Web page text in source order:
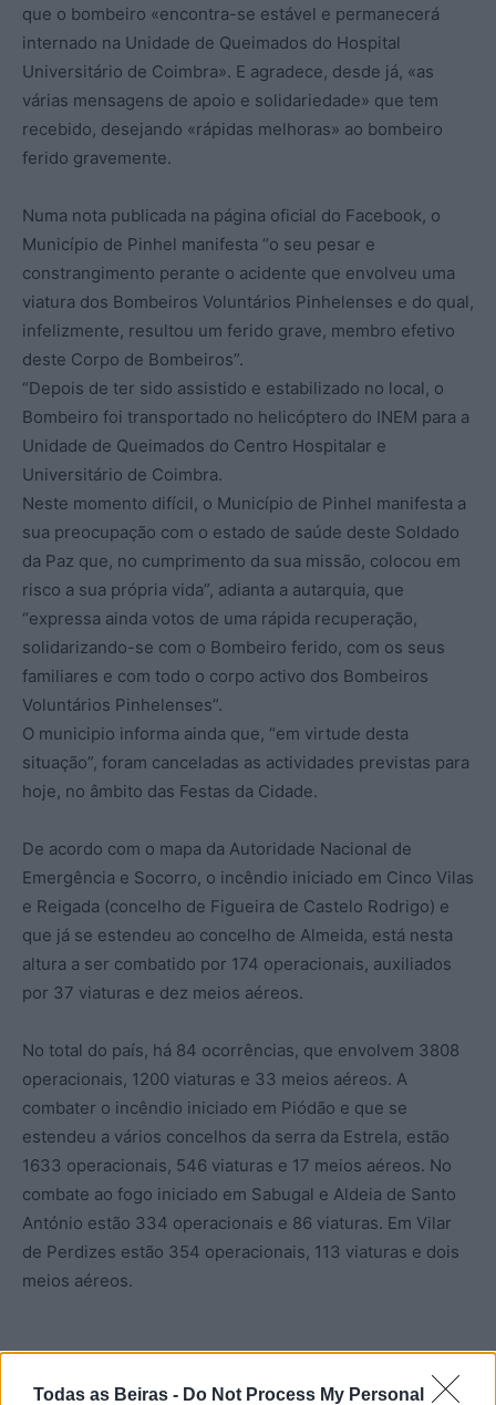
Todas as Beiras - Do Not Process My Personal
que o bombeiro «encontra-se estável e permanecerá
internado na Unidade de Queimados do Hospital
Universitário de Coimbra». E agradece, desde já, «as
várias mensagens de apoio e solidariedade» que tem
recebido, desejando «rápidas melhoras» ao bombeiro
ferido gravemente.
Numa nota publicada na página oficial do Facebook, o
Município de Pinhel manifesta “o seu pesar e
constrangimento perante o acidente que envolveu uma
viatura dos Bombeiros Voluntários Pinhelenses e do qual,
infelizmente, resultou um ferido grave, membro efetivo
deste Corpo de Bombeiros”.
“Depois de ter sido assistido e estabilizado no local, o
Bombeiro foi transportado no helicóptero do INEM para a
Unidade de Queimados do Centro Hospitalar e
Universitário de Coimbra.
Neste momento difícil, o Município de Pinhel manifesta a
sua preocupação com o estado de saúde deste Soldado
da Paz que, no cumprimento da sua missão, colocou em
risco a sua própria vida”, adianta a autarquia, que
“expressa ainda votos de uma rápida recuperação,
solidarizando-se com o Bombeiro ferido, com os seus
familiares e com todo o corpo activo dos Bombeiros
Voluntários Pinhelenses”.
O municipio informa ainda que, “em virtude desta
situação”, foram canceladas as actividades previstas para
hoje, no âmbito das Festas da Cidade.
De acordo com o mapa da Autoridade Nacional de
Emergência e Socorro, o incêndio iniciado em Cinco Vilas
e Reigada (concelho de Figueira de Castelo Rodrigo) e
que já se estendeu ao concelho de Almeida, está nesta
altura a ser combatido por 174 operacionais, auxiliados
por 37 viaturas e dez meios aéreos.
No total do país, há 84 ocorrências, que envolvem 3808
operacionais, 1200 viaturas e 33 meios aéreos. A
combater o incêndio iniciado em Piódão e que se
estendeu a vários concelhos da serra da Estrela, estão
1633 operacionais, 546 viaturas e 17 meios aéreos. No
combate ao fogo iniciado em Sabugal e Aldeia de Santo
António estão 334 operacionais e 86 viaturas. Em Vilar
de Perdizes estão 354 operacionais, 113 viaturas e dois
meios aéreos.